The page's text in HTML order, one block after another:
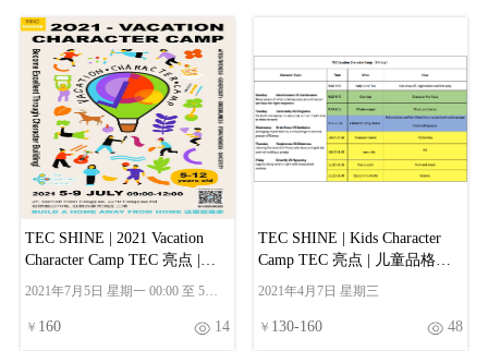
TEC SHINE | 2021 Vacation
Character Camp TEC 亮点 |
2021品格夏令营
2021年7月5日 星期一 00:00 至 5月
￥ 160 14
TEC SHINE | Kids Character
Camp TEC 亮点 | 儿童品格夏
令营
2021年4月7日 星期三
￥ 130-160 48